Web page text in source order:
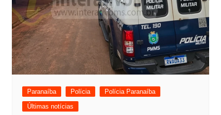
Paranaíba Polícia
Polícia Paranaíba
Últimas notícias